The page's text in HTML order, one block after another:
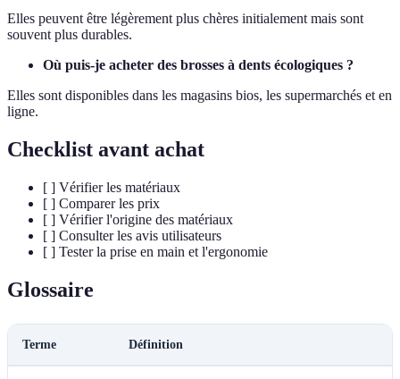
Elles peuvent être légèrement plus chères initialement mais sont
souvent plus durables.
Où puis-je acheter des brosses à dents écologiques ?
Elles sont disponibles dans les magasins bios, les supermarchés et en
ligne.
Checklist avant achat
[ ] Vérifier les matériaux
[ ] Comparer les prix
[ ] Vérifier l'origine des matériaux
[ ] Consulter les avis utilisateurs
[ ] Tester la prise en main et l'ergonomie
Glossaire
Terme Définition